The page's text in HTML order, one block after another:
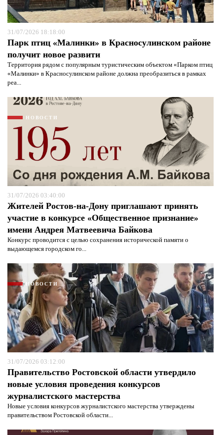
31/07/2026 18:18:00
Парк птиц «Малинки» в Красносулинском районе
получит новое развити
Территория рядом с популярным туристическим объектом «Парком птиц
«Малинки» в Красносулинском районе должна преобразиться в рамках
реа...
НОВОСТИ
31/07/2026 03:40:00
Жителей Ростов-на-Дону приглашают принять
участие в конкурсе «Общественное признание»
имени Андрея Матвеевича Байкова
Конкурс проводится с целью сохранения исторической памяти о
выдающемся городском го...
НОВОСТИ
31/07/2026 03:12:00
Правительство Ростовской области утвердило
новые условия проведения конкурсов
журналистского мастерства
Новые условия конкурсов журналистского мастерства утверждены
правительством Ростовской области...
Я согласен сполитикой конфиденциальности и
защиты информации*
Я согласен сполитикой конфиденциальности и
защиты информации*